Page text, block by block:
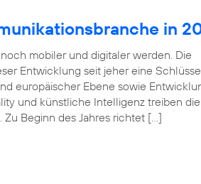
in
mobiler und digitaler werden. Die
Entwicklung seit jeher eine
europäischer Ebene sowie
und künstliche Intelligenz treiben die
Zu Beginn des Jahres richtet […]